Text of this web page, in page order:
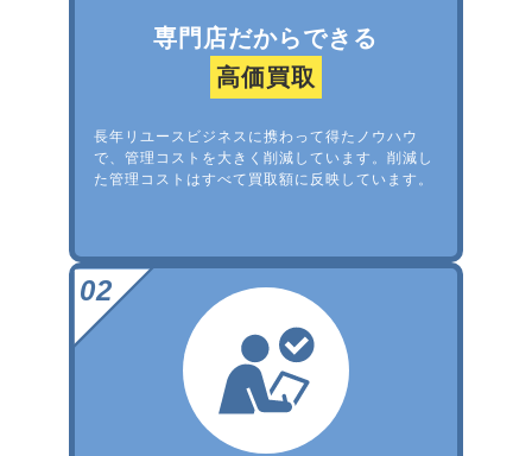
専門店だからできる
高価買取
長年リユースビジネスに携わって得たノウハウ
で、管理コストを大きく削減しています。削減し
た管理コストはすべて買取額に反映しています。